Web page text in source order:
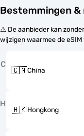
Bestemmingen
⚠️ De aanbieder kan
wijzigen waarmee de
C
🇨🇳China
H
🇭🇰Hongkong